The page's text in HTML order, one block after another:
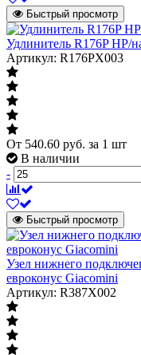
Быстрый просмотр
Удлинитель R176P НР/
Артикул: R176PX003
От 540.60 руб. за 1 шт
В наличии
-
Быстрый просмотр
Узел нижнего
евроконус Giacomini
Артикул: R387X002